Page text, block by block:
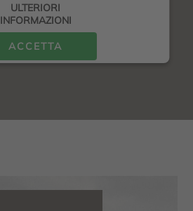
ULTERIORI
INFORMAZIONI
ACCETTA